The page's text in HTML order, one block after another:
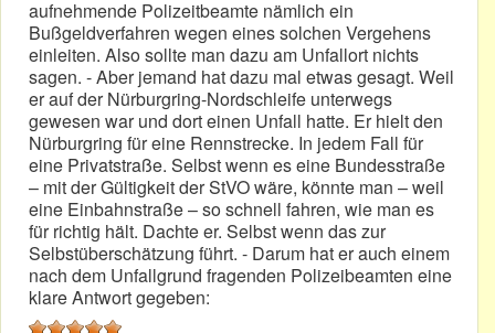
aufnehmende Polizeitbeamte nämlich ein
Bußgeldverfahren wegen eines solchen Vergehens
einleiten. Also sollte man dazu am Unfallort nichts
sagen. - Aber jemand hat dazu mal etwas gesagt. Weil
er auf der Nürburgring-Nordschleife unterwegs
gewesen war und dort einen Unfall hatte. Er hielt den
Nürburgring für eine Rennstrecke. In jedem Fall für
eine Privatstraße. Selbst wenn es eine Bundesstraße
– mit der Gültigkeit der StVO wäre, könnte man – weil
eine Einbahnstraße – so schnell fahren, wie man es
für richtig hält. Dachte er. Selbst wenn das zur
Selbstüberschätzung führt. - Darum hat er auch einem
nach dem Unfallgrund fragenden Polizeibeamten eine
klare Antwort gegeben: